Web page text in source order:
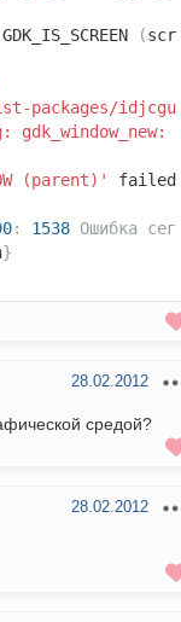
GDK_IS_SCREEN (scr
packages/idjcgu
(parent)'
failed
: 1538 Ошибка сег
}
28.02.2012
средой?
28.02.2012